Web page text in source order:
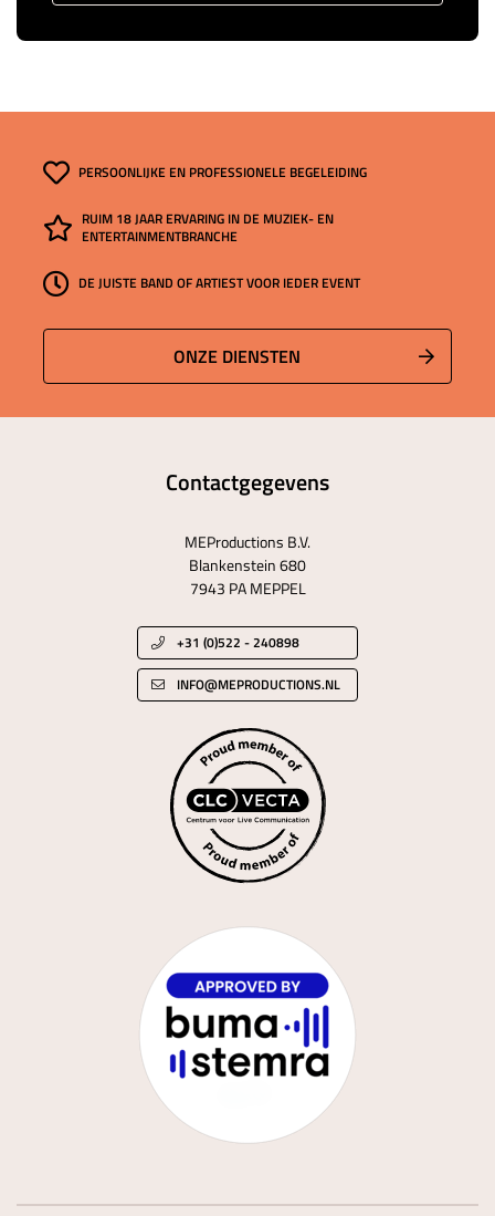
PERSOONLIJKE EN PROFESSIONELE BEGELEIDING
RUIM 18 JAAR ERVARING IN DE MUZIEK- EN
ENTERTAINMENTBRANCHE
DE JUISTE BAND OF ARTIEST VOOR IEDER EVENT
ONZE DIENSTEN
Contactgegevens
MEProductions B.V.
Blankenstein 680
7943 PA MEPPEL
+31 (0)522 - 240898
INFO@MEPRODUCTIONS.NL